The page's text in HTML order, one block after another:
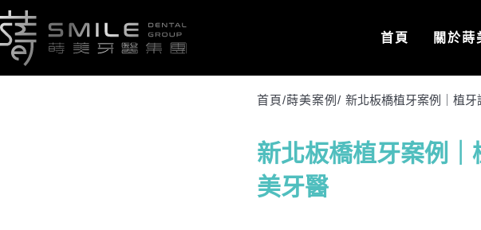
首頁 關於蒔
首頁/蒔美案例 / 新北板橋植牙案例｜植
新北板橋植牙案例
美牙醫